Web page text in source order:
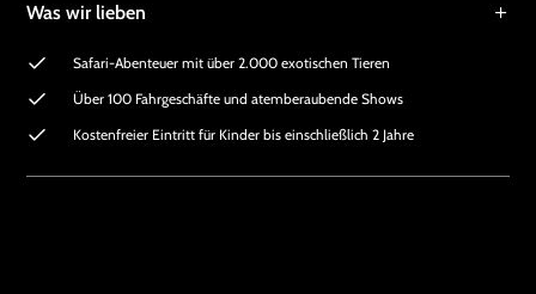
Was wir lieben
Safari-Abenteuer mit über 2.000 exotischen Tieren
Über 100 Fahrgeschäfte und atemberaubende Shows
Kostenfreier Eintritt für Kinder bis einschließlich 2 Jahre